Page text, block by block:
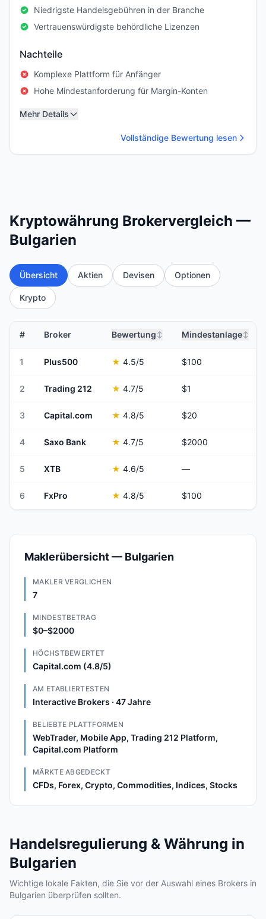
Niedrigste Handelsgebühren in der Branche
Vertrauenswürdigste behördliche Lizenzen
Nachteile
Komplexe Plattform für Anfänger
Hohe Mindestanforderung für Margin-Konten
Mehr Details
Vollständige Bewertung lesen
Kryptowährung Brokervergleich —
Bulgarien
Übersicht Aktien Devisen Optionen
Krypto
# Broker Bewertung ↕ Mindestanlage↕
1 Plus500 ★ 4.5/5 $100
2 Trading 212 ★ 4.7/5 $1
3 Capital.com ★ 4.8/5 $20
4 Saxo Bank ★ 4.7/5 $2000
5 XTB ★ 4.6/5 —
6 FxPro ★ 4.8/5 $100
Maklerübersicht — Bulgarien
MAKLER VERGLICHEN
7
MINDESTBETRAG
$0–$2000
HÖCHSTBEWERTET
Capital.com (4.8/5)
AM ETABLIERTESTEN
Interactive Brokers · 47 Jahre
BELIEBTE PLATTFORMEN
WebTrader, Mobile App, Trading 212 Platform,
Capital.com Platform
MÄRKTE ABGEDECKT
CFDs, Forex, Crypto, Commodities, Indices, Stocks
Handelsregulierung & Währung in
Bulgarien
Wichtige lokale Fakten, die Sie vor der Auswahl eines Brokers in
Bulgarien überprüfen sollten.